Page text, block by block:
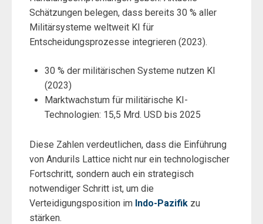
Schätzungen belegen, dass bereits 30 % aller
Militärsysteme weltweit KI für
Entscheidungsprozesse integrieren (2023).
30 % der militärischen Systeme nutzen KI
(2023)
Marktwachstum für militärische KI-
Technologien: 15,5 Mrd. USD bis 2025
Diese Zahlen verdeutlichen, dass die Einführung
von Andurils Lattice nicht nur ein technologischer
Fortschritt, sondern auch ein strategisch
notwendiger Schritt ist, um die
Verteidigungsposition im Indo-Pazifik zu
stärken.